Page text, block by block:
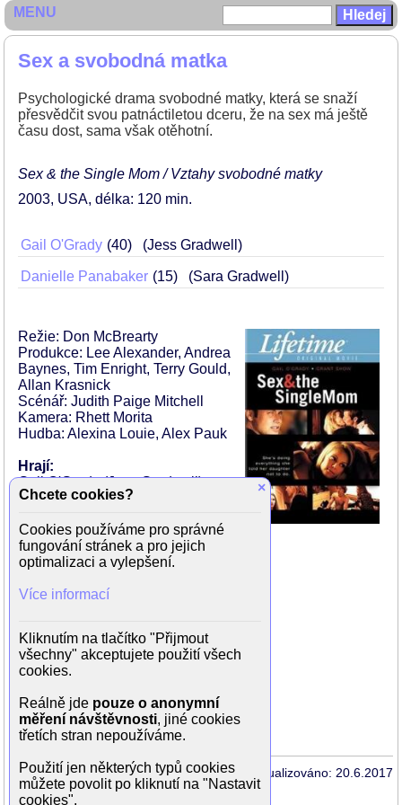
Sex a svobodná matka
Psychologické drama svobodné matky, která se snaží
přesvědčit svou patnáctiletou dceru, že na sex má ještě
času dost, sama však otěhotní.
Sex & the Single Mom / Vztahy svobodné matky
2003 USA délka: 120 min
Gail O'Grady 40 (Jess Gradwell)
Danielle Panabaker 15 (Sara Gradwell)
Režie: Don McBrearty
Produkce: Lee Alexander, Andrea
Baynes, Tim Enright, Terry Gould,
Allan Krasnick
Scénář: Judith Paige Mitchell
Kamera: Rhett Morita
Hudba: Alexina Louie, Alex Pauk
Hrají:
Gail O'Grady (Jess Gradwell)
Grant Show (Alex Lofton)
Gradwell)
Maria Ricossa (Deena)
Nigel Bennett (Nick Gradwell)
Kyle Schmid (Chad)
Stacy Smith (Emma)
Cindy Sampson (April Gradwell)
Jamie Bradley (Howard)
Juanita Peters (Angie)
Cassie MacDonald (zdravotní sestřička)
Aktualizováno: 20.6.2017
MENU
×
Chcete cookies?
Cookies používáme pro správné
fungování stránek a pro jejich
optimalizaci a vylepšení.
Více informací
Kliknutím na tlačítko "Přijmout
všechny" akceptujete použití všech
cookies.
Reálně jde pouze o anonymní
měření návštěvnosti, jiné cookies
třetích stran nepoužíváme.
Použití jen některých typů cookies
můžete povolit po kliknutí na "Nastavit
cookies".